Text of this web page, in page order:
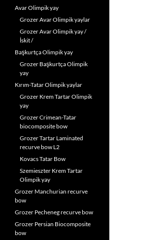
Avar Olimpik yay
Grozer Avar Olimpik yaylar
Grozer Avar Olimpik yay /
İskit /
Başkurtça Olimpik yay
Grozer Başkurtça Olimpik
yay
Kırım-Tatar Olimpik yaylar
Grozer Krem Tartar Olimpik
yay
Grozer Crimean-Tatar
biocomposite bow
Grozer Tartar Laminated
recurve bow L2
Kovacs Tatar Bow
Szemieszter Krem Tartar
Olimpik yay
Grozer Manchurian recurve
bow
Grozer Pecheneg recurve bow
Grozer Persian Biocomposite
bow